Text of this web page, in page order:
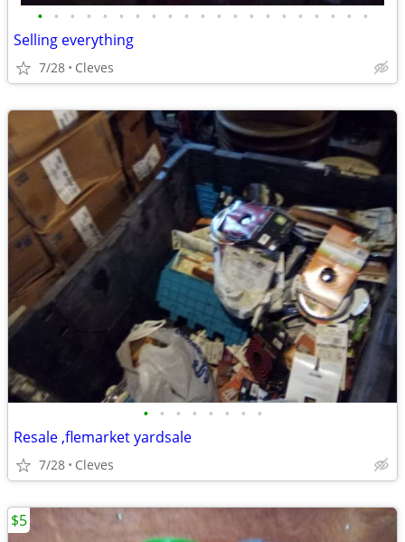
• • • • • • • • • • • • • • • • • • • • •
Selling everything
7/28 Cleves
• • • • • • • •
Resale ,flemarket yardsale
7/28 Cleves
$5